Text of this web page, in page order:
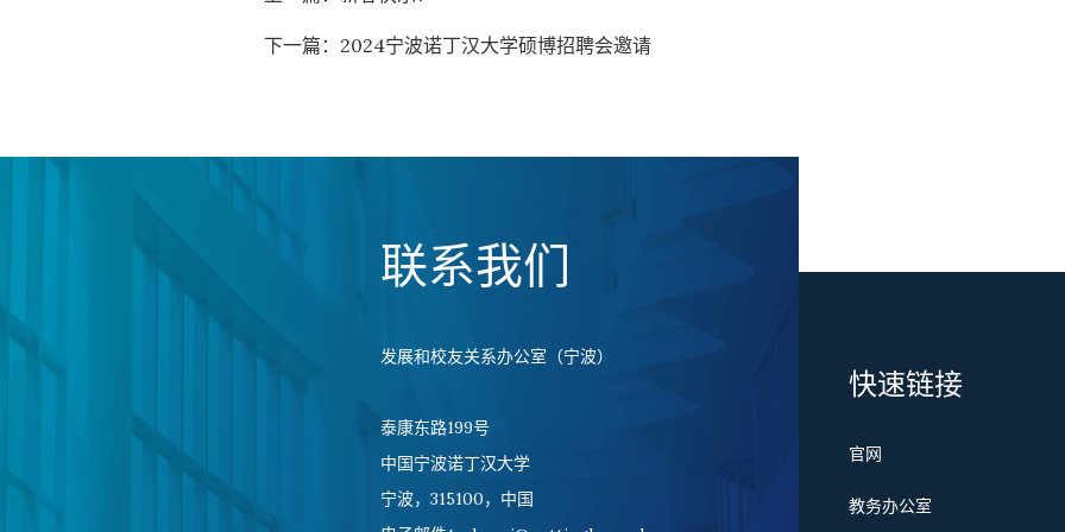
下一篇： 2024宁波诺丁汉大学硕博招聘会邀请
联系我们
发展和校友关系办公室（宁波）
泰康东路199号
中国宁波诺丁汉大学
宁波，315100，中国
快速链接
官网
教务办公室